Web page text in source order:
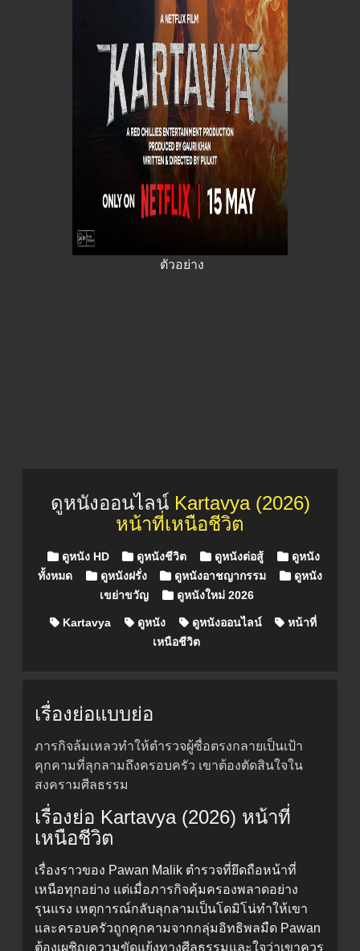
ตัวอย่าง
ดูหนังออนไลน์ Kartavya (2026)
หน้าที่เหนือชีวิต
Posted in
ดูหนัง HD ดูหนังชีวิต ดูหนังต่อสู้
ดูหนัง
ทั้งหมด
ดูหนังฝรั่ง ดูหนังอาชญากรรม
ดูหนัง
เขย่าขวัญ
ดูหนังใหม่ 2026
Kartavya ดูหนัง ดูหนังออนไลน์
หน้าที่
เหนือชีวิต
เรื่องย่อแบบย่อ
ภารกิจล้มเหลวทำให้ตำรวจผู้ซื่อตรงกลายเป็นเป้า
คุกคามที่ลุกลามถึงครอบครัว เขาต้องตัดสินใจใน
สงครามศีลธรรม
เรื่องย่อ Kartavya (2026) หน้าที่
เหนือชีวิต
เรื่องราวของ Pawan Malik ตำรวจที่ยึดถือหน้าที่
เหนือทุกอย่าง แต่เมื่อภารกิจคุ้มครองพลาดอย่าง
รุนแรง เหตุการณ์กลับลุกลามเป็นโดมิโน่ทำให้เขา
และครอบครัวถูกคุกคามจากกลุ่มอิทธิพลมืด Pawan
ต้องเผชิญความขัดแย้งทางศีลธรรมและใจว่าเขาควร